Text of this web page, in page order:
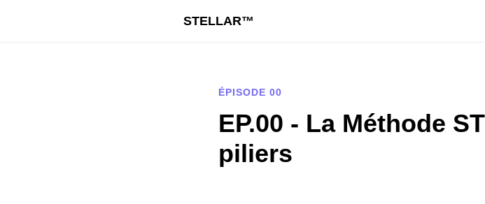
STELLAR™
ÉPISODE 00
EP.00 - La Méthode
piliers